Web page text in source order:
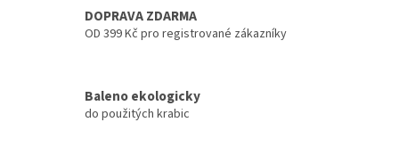
DOPRAVA ZDARMA
OD 399 Kč pro registrované zákazníky
Baleno ekologicky
do použitých krabic